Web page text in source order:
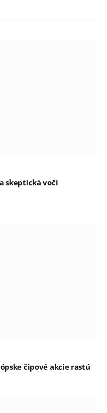
skeptická voči
čipové akcie rastú